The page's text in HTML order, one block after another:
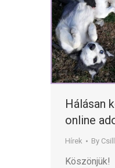
Hálásan
online
Hírek By
Köszönjük!